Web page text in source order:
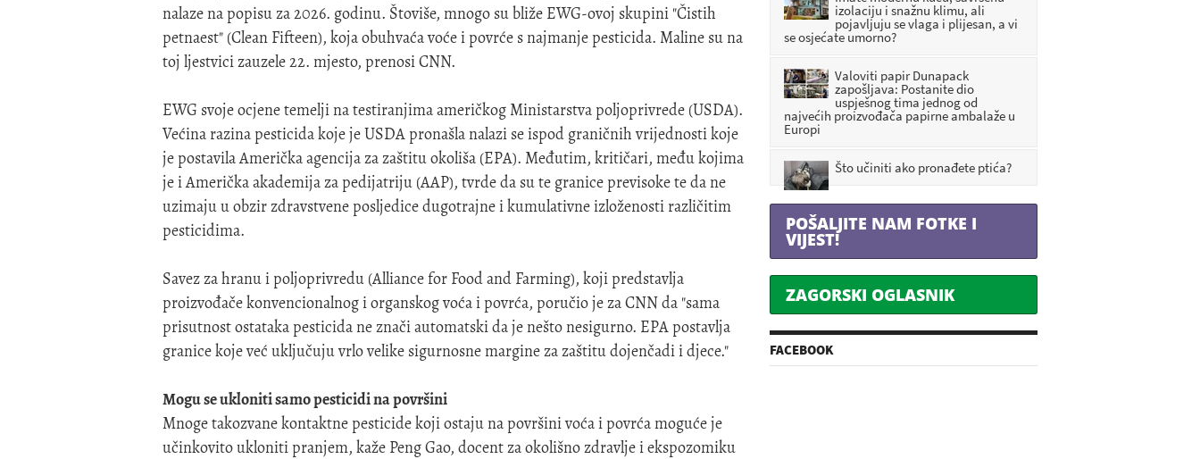
nalaze na popisu za 2026. godinu. Štoviše, mnogo su bliže EWG-ovoj skupini "Čistih
petnaest" (Clean Fifteen), koja obuhvaća voće i povrće s najmanje pesticida. Maline su na
toj ljestvici zauzele 22. mjesto, prenosi CNN.
EWG svoje ocjene temelji na testiranjima američkog Ministarstva poljoprivrede (USDA).
Većina razina pesticida koje je USDA pronašla nalazi se ispod graničnih vrijednosti koje
je postavila Američka agencija za zaštitu okoliša (EPA). Međutim, kritičari, među kojima
je i Američka akademija za pedijatriju (AAP), tvrde da su te granice previsoke te da ne
uzimaju u obzir zdravstvene posljedice dugotrajne i kumulativne izloženosti različitim
pesticidima.
Savez za hranu i poljoprivredu (Alliance for Food and Farming), koji predstavlja
proizvođače konvencionalnog i organskog voća i povrća, poručio je za CNN da "sama
prisutnost ostataka pesticida ne znači automatski da je nešto nesigurno. EPA postavlja
granice koje već uključuju vrlo velike sigurnosne margine za zaštitu dojenčadi i djece."
Mogu se ukloniti samo pesticidi na površini
Mnoge takozvane kontaktne pesticide koji ostaju na površini voća i povrća moguće je
učinkovito ukloniti pranjem, kaže Peng Gao, docent za okolišno zdravlje i ekspozomiku
izolaciju i snažnu klimu, ali
pojavljuju se vlaga i plijesan, a vi
se osjećate umorno?
Valoviti papir Dunapack
zapošljava: Postanite dio
uspješnog tima jednog od
najvećih proizvođača papirne ambalaže u
Europi
Što učiniti ako pronađete ptića?
POŠALJITE NAM FOTKE I
VIJEST!
ZAGORSKI OGLASNIK
FACEBOOK